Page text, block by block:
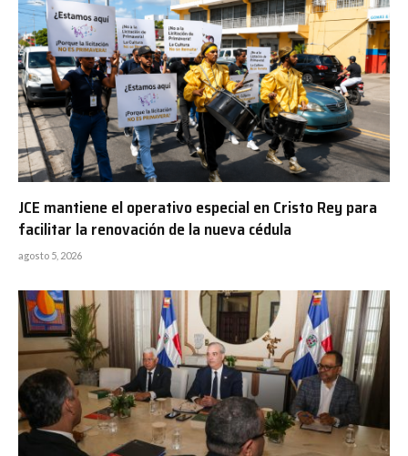
JCE mantiene el operativo especial en Cristo Rey para
facilitar la renovación de la nueva cédula
agosto 5, 2026